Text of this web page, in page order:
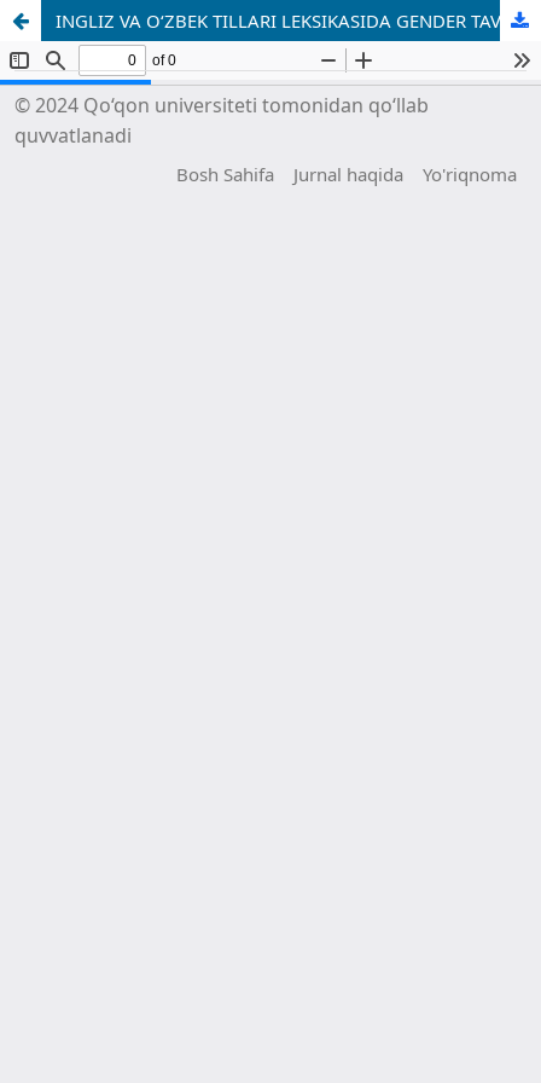
INGLIZ VA O‘ZBEK TILLARI LEKSIKASIDA GENDER TAVSIFINING TAQQOSIY TADQIQI
© 2024 Qo‘qon universiteti tomonidan qo‘llab
quvvatlanadi
Bosh Sahifa Jurnal haqida Yo'riqnoma